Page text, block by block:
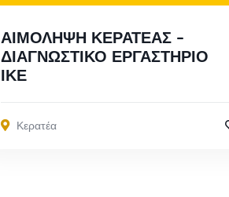
ΑΙΜΟΛΗΨΗ ΚΕΡΑΤΕΑΣ –
ΔΙΑΓΝΩΣΤΙΚΟ ΕΡΓΑΣΤΗΡΙΟ
ΙΚΕ
Κερατέα